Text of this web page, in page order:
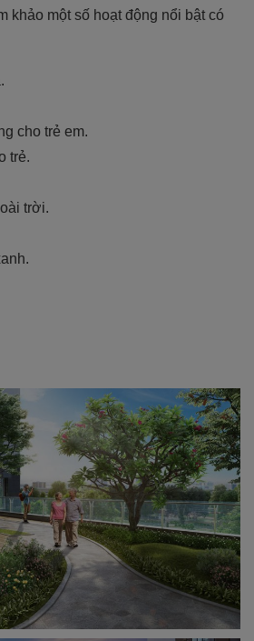
khảo một số hoạt động nổi bật có
cho trẻ em.
trẻ.
trời.